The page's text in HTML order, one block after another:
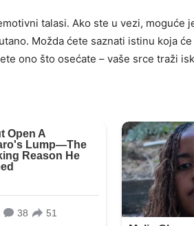
talasi. Ako ste u vezi, moguće
Možda ćete saznati istinu koja
ono što osećate – vaše srce traži